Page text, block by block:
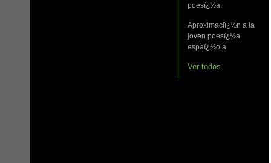
poesï¿½a
Aproximaciï¿½n a la
joven poesï¿½a
espaï¿½ola
Ver todos